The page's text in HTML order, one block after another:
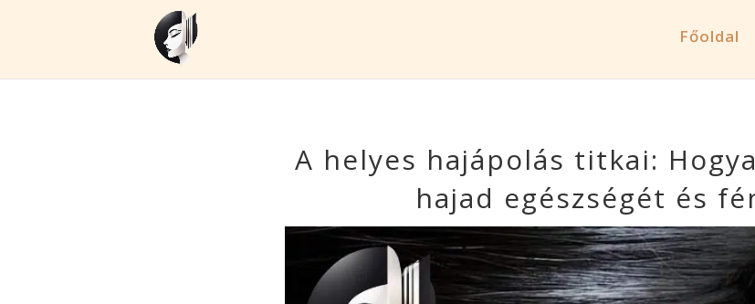
Főoldal
A helyes hajápolás titkai:
hajad egészségét és